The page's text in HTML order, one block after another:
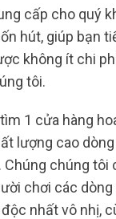
cấp cho quý
hút, giúp bạn
không ít chi
tôi.
1 cửa hàng
lượng cao
chúng tôi
chơi các
nhất vô nhị,